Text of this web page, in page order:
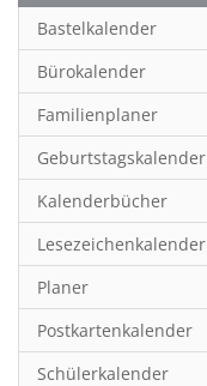
Familienplaner
Fantasy
Film
Fotokunst
Frauen
Fußball
Geburtstagskalender
Hobby & Basteln
Humor & Cartoon
Bastelkalender
Bürokalender
Familienplaner
Geburtstagskalender
Kalenderbücher
Lesezeichenkalender
Planer
Postkartenkalender
Schülerkalender